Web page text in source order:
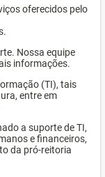
oferecidos pelo
Nossa equipe
informações.
(TI), tais
entre em
a suporte de TI,
e financeiros,
da pró-reitoria